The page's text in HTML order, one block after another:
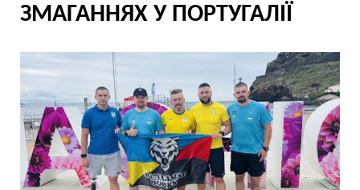
ЗМАГАННЯХ У ПОРТУГАЛІЇ